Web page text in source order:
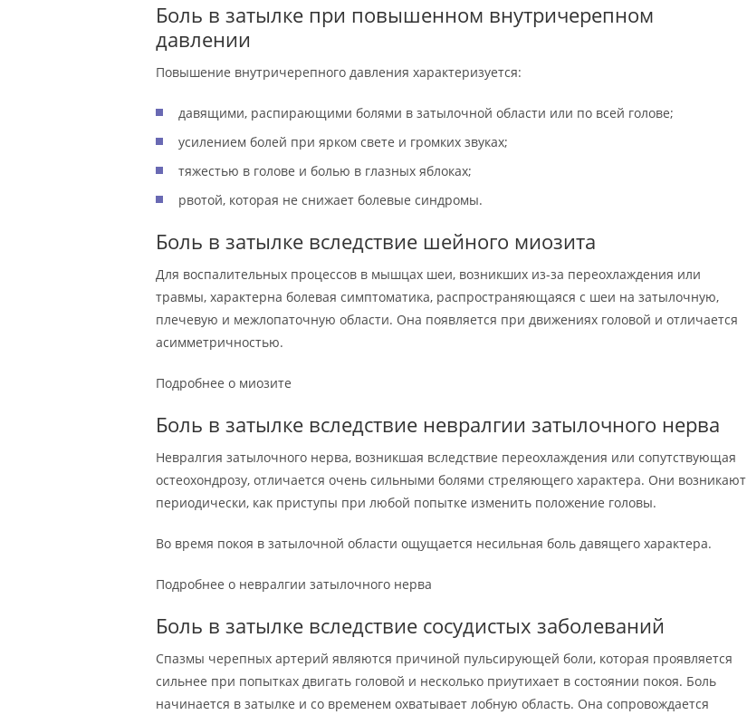
Боль в затылке при повышенном внутричерепном
давлении
Повышение внутричерепного давления характеризуется:
давящими, распирающими болями в затылочной области или по всей голове;
усилением болей при ярком свете и громких звуках;
тяжестью в голове и болью в глазных яблоках;
рвотой, которая не снижает болевые синдромы.
Боль в затылке вследствие шейного миозита
Для воспалительных процессов в мышцах шеи, возникших из-за переохлаждения или
травмы, характерна болевая симптоматика, распространяющаяся с шеи на затылочную,
плечевую и межлопаточную области. Она появляется при движениях головой и отличается
асимметричностью.
Подробнее о миозите
Боль в затылке вследствие невралгии затылочного нерва
Невралгия затылочного нерва, возникшая вследствие переохлаждения или сопутствующая
остеохондрозу, отличается очень сильными болями стреляющего характера. Они возникают
периодически, как приступы при любой попытке изменить положение головы.
Во время покоя в затылочной области ощущается несильная боль давящего характера.
Подробнее о невралгии затылочного нерва
Боль в затылке вследствие сосудистых заболеваний
Спазмы черепных артерий являются причиной пульсирующей боли, которая проявляется
сильнее при попытках двигать головой и несколько приутихает в состоянии покоя. Боль
начинается в затылке и со временем охватывает лобную область. Она сопровождается